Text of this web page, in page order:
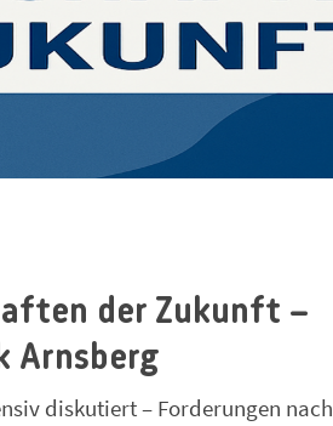
der Zukunft –
Arnsberg
diskutiert – Forderungen nach